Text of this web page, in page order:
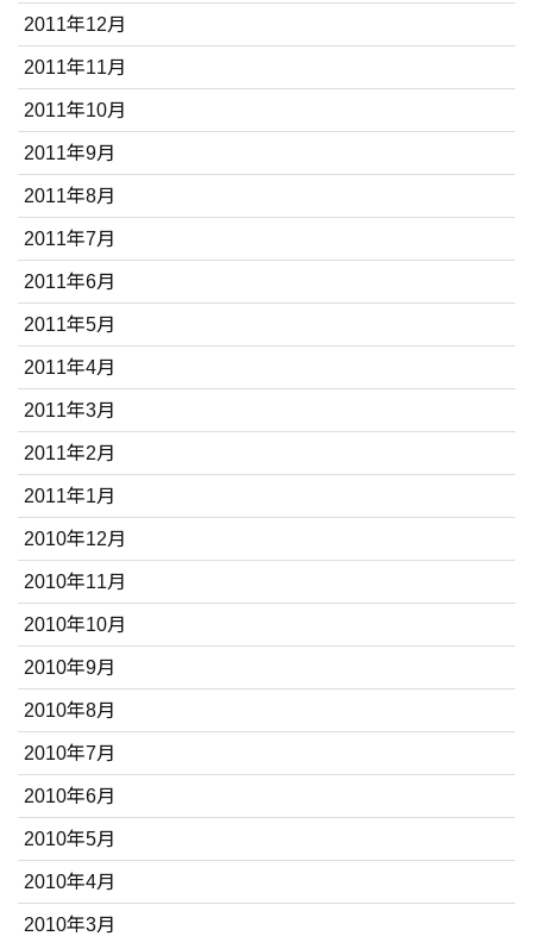
2011年12月
2011年11月
2011年10月
2011年9月
2011年8月
2011年7月
2011年6月
2011年5月
2011年4月
2011年3月
2011年2月
2011年1月
2010年12月
2010年11月
2010年10月
2010年9月
2010年8月
2010年7月
2010年6月
2010年5月
2010年4月
2010年3月